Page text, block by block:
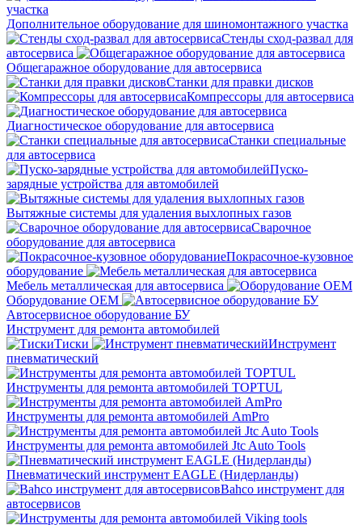
Дополнительное оборудование для шиномонтажного участка
Стенды сход-развал для
автосервиса
Общегаражное оборудование для автосервиса
Станки для правки дисков
Компрессоры для автосервиса
Диагностическое оборудование для автосервиса
Станки специальные
для автосервиса
Пуско-
зарядные устройства для автомобилей
Вытяжные системы для удаления выхлопных газов
Сварочное
оборудование для автосервиса
Покрасочное-кузовное
оборудование
Мебель металлическая для автосервиса
Оборудование OEM
Автосервисное оборудование БУ
Инструмент для ремонта автомобилей
Тиски
Инструмент
пневматический
Инструменты для ремонта автомобилей TOPTUL
Инструменты для ремонта автомобилей AmPro
Инструменты для ремонта автомобилей Jtc Auto Tools
Пневматический инструмент EAGLE (Нидерланды)
Bahco инструмент для
автосервисов